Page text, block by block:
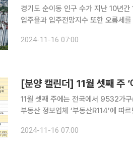
경기도 순이동 인구 수가 지난 10년
입주율과 입주전망지수 또한 오름세
16일 리얼투데이가 한국부동산원 ‘국
2024-11-16 07:00
[분양 캘린더] 11월 셋째 주
11월 셋째 주에는 전국에서 9532가구(일반
부동산 정보업체 ‘부동산R114’에 따
처’, 충북 청주시 ‘청주테크노폴리스힐
2024-11-16 07:00